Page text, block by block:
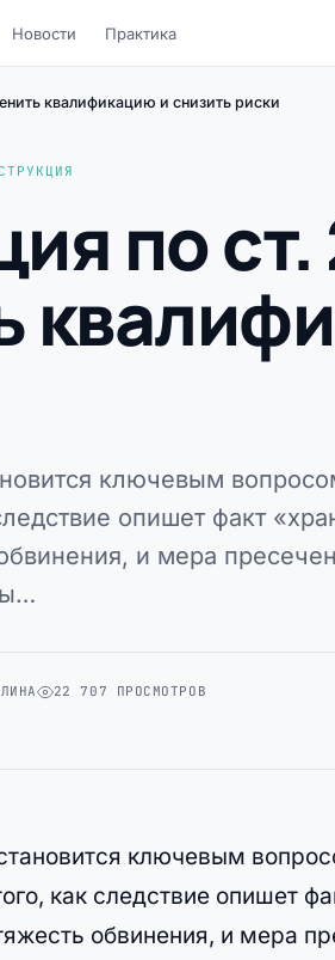
Новости Практика
квалификацию и снизить риски
по ст.
ключевым
опишет факт
и мера
22 707 ПРОСМОТРОВ
ключевым
как следствие опишет
обвинения, и мера